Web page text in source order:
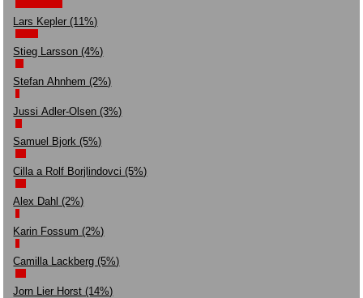
Lars Kepler (11%)
Stieg Larsson (4%)
Stefan Ahnhem (2%)
Jussi Adler-Olsen (3%)
Samuel Bjork (5%)
Cilla a Rolf Borjlindovci (5%)
Alex Dahl (2%)
Karin Fossum (2%)
Camilla Lackberg (5%)
Jorn Lier Horst (14%)